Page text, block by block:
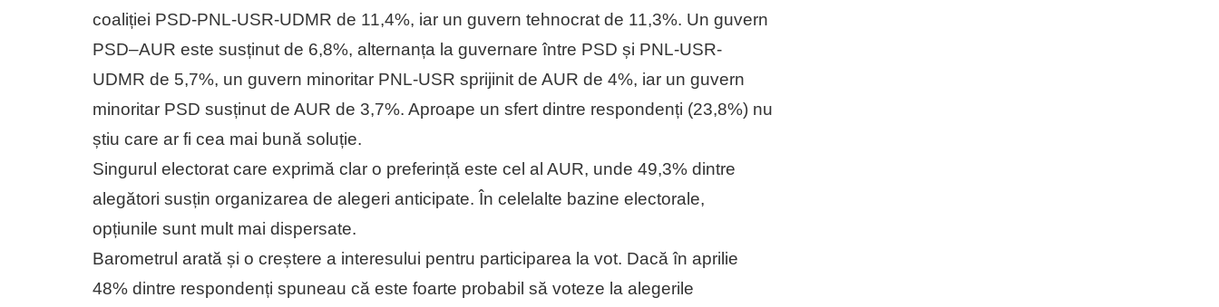
coaliției PSD-PNL-USR-UDMR de 11,4%, iar un guvern tehnocrat de 11,3%. Un guvern
PSD–AUR este susținut de 6,8%, alternanța la guvernare între PSD și PNL-USR-
UDMR de 5,7%, un guvern minoritar PNL-USR sprijinit de AUR de 4%, iar un guvern
minoritar PSD susținut de AUR de 3,7%. Aproape un sfert dintre respondenți (23,8%) nu
știu care ar fi cea mai bună soluție.
Singurul electorat care exprimă clar o preferință este cel al AUR, unde 49,3% dintre
alegători susțin organizarea de alegeri anticipate. În celelalte bazine electorale,
opțiunile sunt mult mai dispersate.
Barometrul arată și o creștere a interesului pentru participarea la vot. Dacă în aprilie
48% dintre respondenți spuneau că este foarte probabil să voteze la alegerile